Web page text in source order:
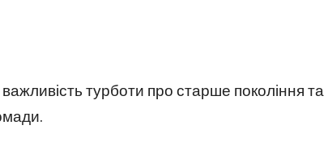
турботи про старше покоління та